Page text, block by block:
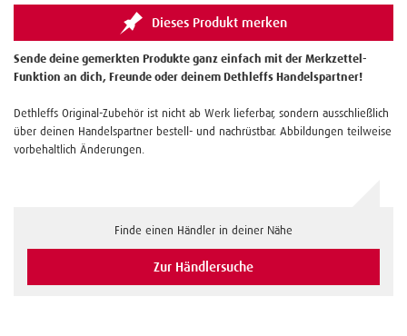
Dieses Produkt merken
Sende deine gemerkten Produkte ganz einfach mit der Merkzettel-
Funktion an dich, Freunde oder deinem Dethleffs Handelspartner!
Dethleffs Original-Zubehör ist nicht ab Werk lieferbar, sondern ausschließlich
über deinen Handelspartner bestell- und nachrüstbar. Abbildungen teilweise
vorbehaltlich Änderungen.
Finde einen Händler in deiner Nähe
Zur Händlersuche